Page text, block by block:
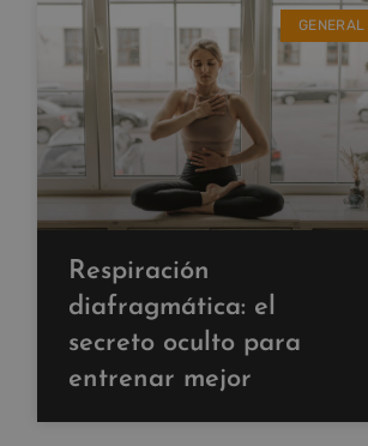
GENERAL
Respiración
diafragmática: el
secreto oculto para
entrenar mejor